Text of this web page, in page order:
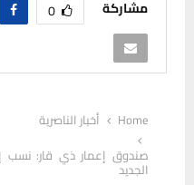
مشاركة 0
Home
أخبار الناصرية
صندوق إعمار ذي قار: نسب
الجديد